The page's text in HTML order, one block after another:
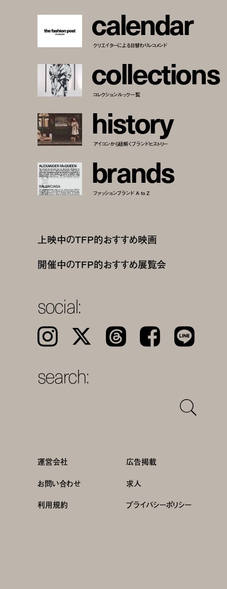
calendar
クリエイターによる日替わりレコメンド
collections
コレクションルック一覧
history
アイコンから紐解くブランドヒストリー
brands
ファッションブランド A to Z
上映中のTFP的おすすめ映画
開催中のTFP的おすすめ展覧会
social:
Instagram 𝕏 Threads Facebook LINE
search:
運営会社
広告掲載
お問い合わせ
求人
利用規約
プライバシーポリシー